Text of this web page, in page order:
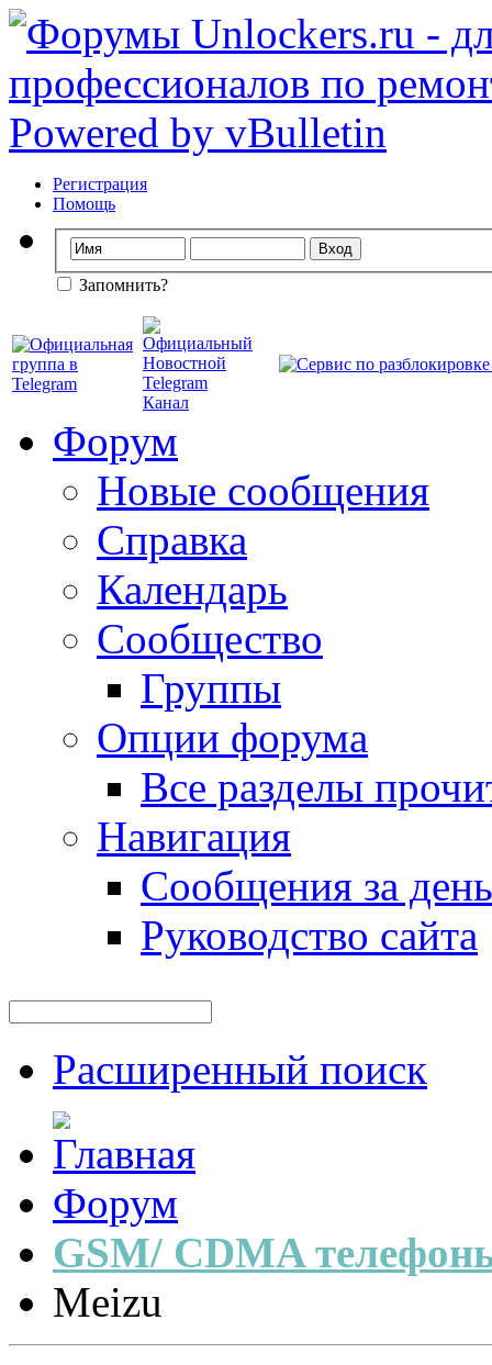
Регистрация
Помощь
Запомнить?
Форум
Новые сообщения
Справка
Календарь
Сообщество
Группы
Опции форума
Все разделы
Навигация
Сообщения за день
Руководство сайта
Расширенный поиск
Форум
GSM/ CDMA
Meizu